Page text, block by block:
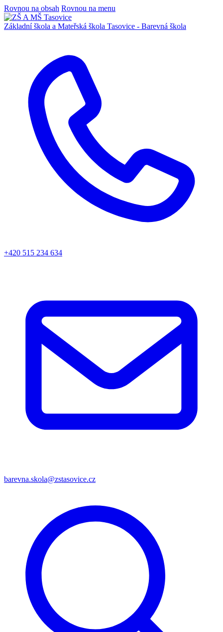
Rovnou na obsah Rovnou na menu
Základní škola a Mateřská škola Tasovice - Barevná škola
+420 515 234 634
barevna.skola@zstasovice.cz